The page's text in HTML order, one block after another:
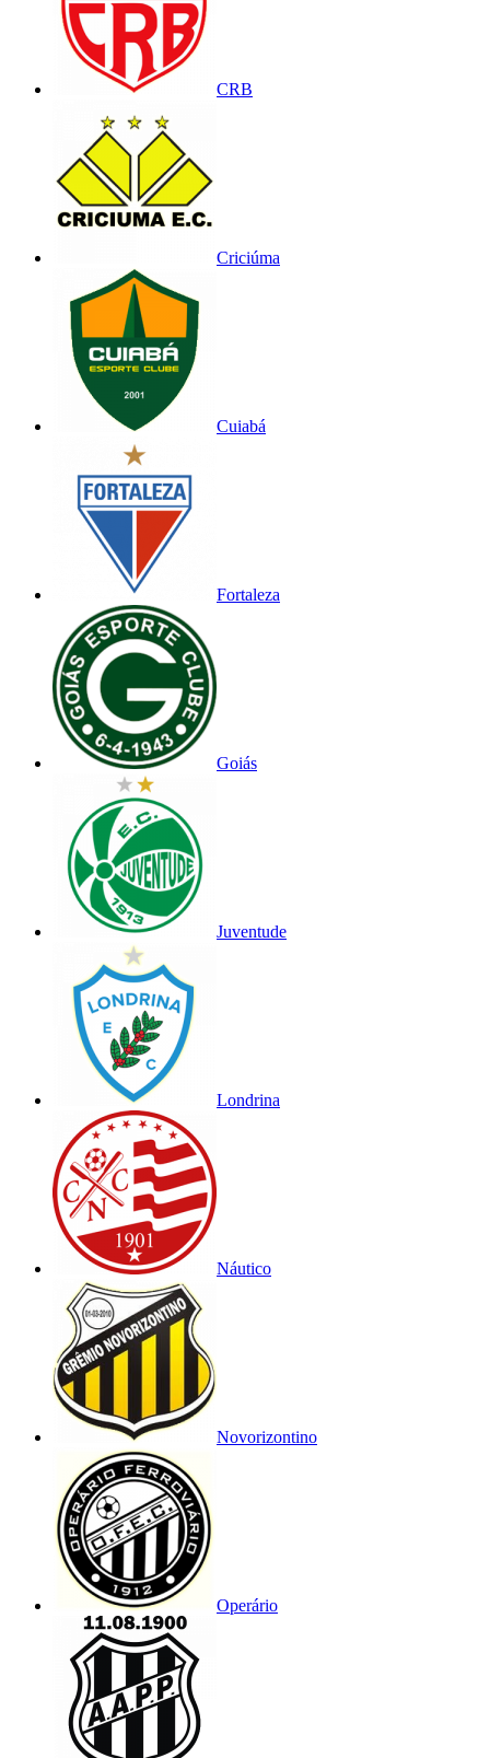
CRB
Criciúma
Cuiabá
Fortaleza
Goiás
Juventude
Londrina
Náutico
Novorizontino
Operário